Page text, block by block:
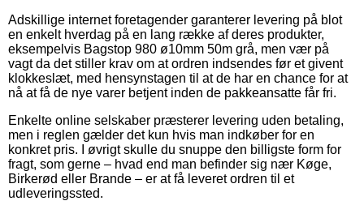
Adskillige internet foretagender garanterer levering på blot
en enkelt hverdag på en lang række af deres produkter,
eksempelvis Bagstop 980 ø10mm 50m grå, men vær på
vagt da det stiller krav om at ordren indsendes før et givent
klokkeslæt, med hensynstagen til at de har en chance for at
nå at få de nye varer betjent inden de pakkeansatte får fri.
Enkelte online selskaber præsterer levering uden betaling,
men i reglen gælder det kun hvis man indkøber for en
konkret pris. I øvrigt skulle du snuppe den billigste form for
fragt, som gerne – hvad end man befinder sig nær Køge,
Birkerød eller Brande – er at få leveret ordren til et
udleveringssted.